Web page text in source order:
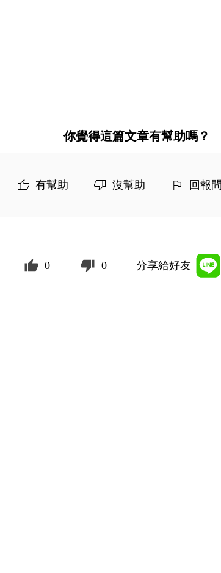
你覺得這篇文章有幫助嗎？
有幫助 沒幫助 回報
0 0 分享給好友